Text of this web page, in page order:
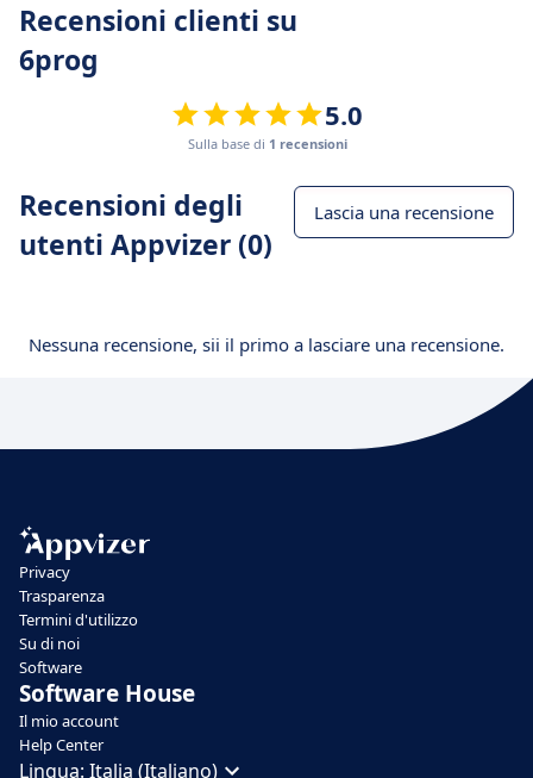
Recensioni clienti su
6prog
5.0
Sulla base di 1 recensioni
Recensioni degli
utenti Appvizer (0)
Lascia una recensione
Nessuna recensione, sii il primo a lasciare una recensione.
Privacy
Trasparenza
Termini d'utilizzo
Su di noi
Software
Software House
Il mio account
Help Center
Lingua: Italia (Italiano)